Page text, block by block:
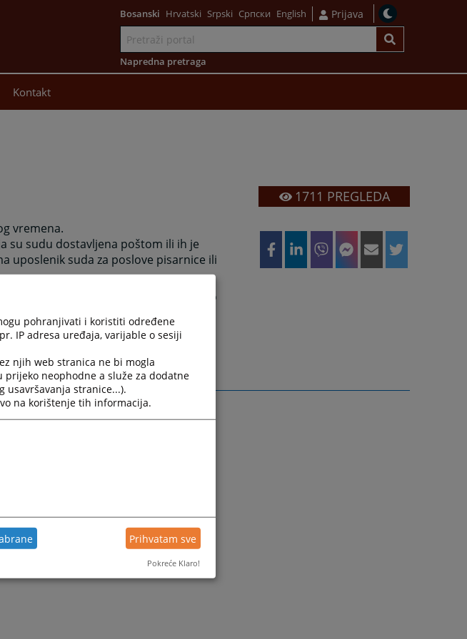
Bosanski Hrvatski Srpski Српски English Prijava
Napredna pretraga
Kontakt
vremena.
su sudu dostavljena poštom ili ih je
uposlenik suda za poslove pisarnice ili
je dužan da stranci izda potvrdu o
platiti propisanu sudsku taksu.
1711 PREGLEDA
pohranjivati i koristiti određene
IP adresa uređaja, varijable o sesiji
njih web stranica ne bi mogla
neophodne a služe za dodatne
usavršavanja stranice...).
na korištenje tih informacija.
Prihvatam sve
Pokreće Klaro!